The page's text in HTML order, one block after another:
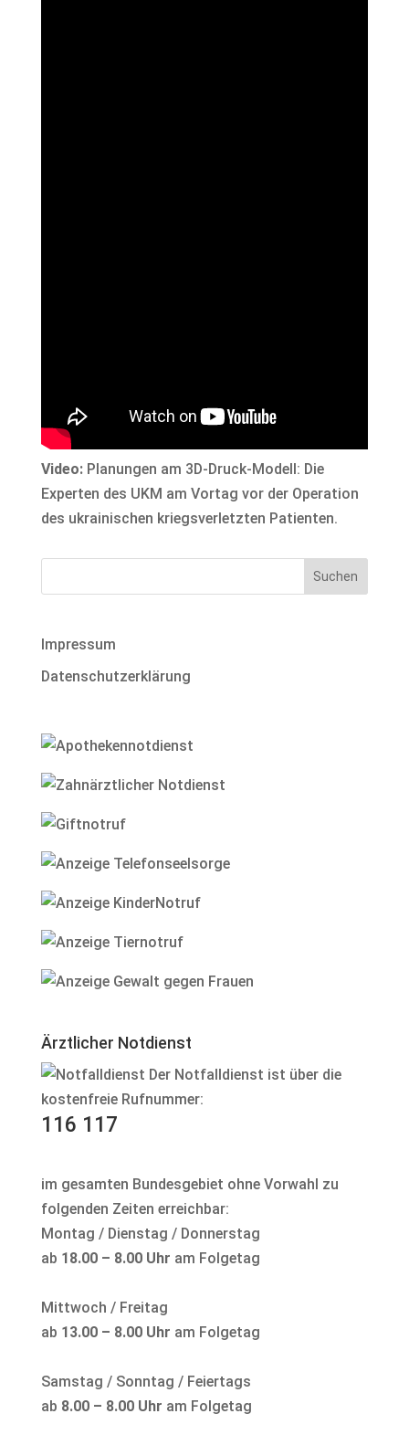
Video:Planungen am 3D-Druck-Modell: Die
Experten des UKM am Vortag vor der Operation
des ukrainischen kriegsverletzten Patienten.
Impressum
Datenschutzerklärung
Ärztlicher Notdienst
Der Notfalldienst ist über die
kostenfreie Rufnummer:
116 117
im gesamten Bundesgebiet ohne Vorwahl zu
folgenden Zeiten erreichbar:
Montag / Dienstag / Donnerstag
ab 18.00 – 8.00 Uhr am Folgetag
Mittwoch / Freitag
ab 13.00 – 8.00 Uhr am Folgetag
Samstag / Sonntag / Feiertags
ab 8.00 – 8.00 Uhr am Folgetag